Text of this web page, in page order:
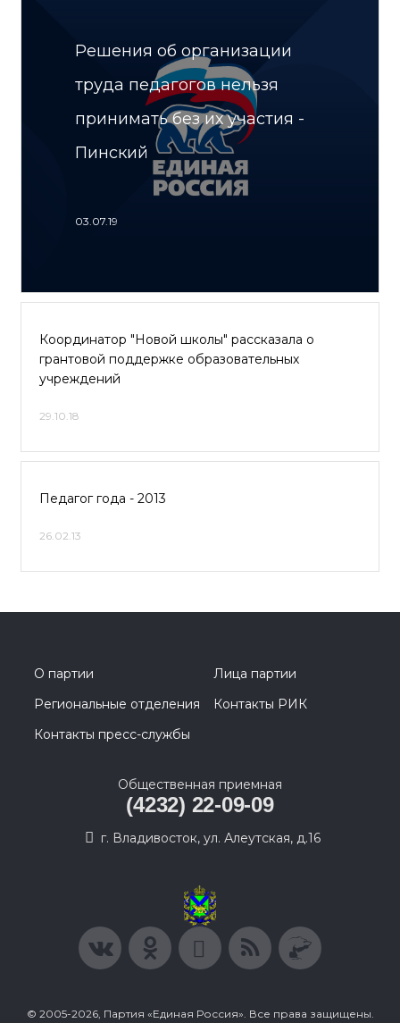
Решения об организации
труда педагогов нельзя
принимать без их участия -
Пинский
03.07.19
Координатор "Новой школы" рассказала о
грантовой поддержке образовательных
учреждений
29.10.18
Педагог года - 2013
26.02.13
О партии
Лица партии
Региональные отделения
Контакты РИК
Контакты пресс-службы
Общественная приемная
(4232) 22-09-09
г. Владивосток, ул. Алеутская, д.16
© 2005-2026, Партия «Единая Россия». Все права защищены.